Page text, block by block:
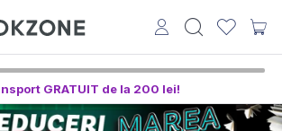
GRATUIT de la 200 lei!